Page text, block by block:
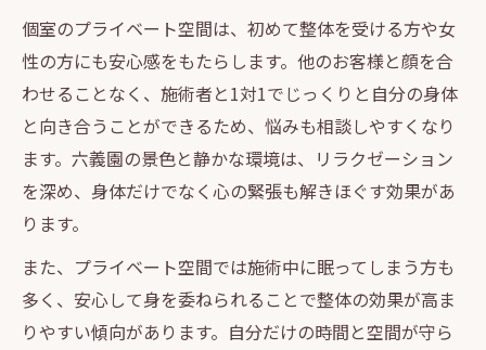
個室のプライベート空間は、初めて整体を受ける方や女
性の方にも安心感をもたらします。他のお客様と顔を合
わせることなく、施術者と1対1でじっくりと自分の身体
と向き合うことができるため、悩みも相談しやすくなり
ます。六義園の景色と静かな環境は、リラクゼーション
を深め、身体だけでなく心の緊張も解きほぐす効果があ
ります。
また、プライベート空間では施術中に眠ってしまう方も
多く、安心して身を委ねられることで整体の効果が高ま
りやすい傾向があります。自分だけの時間と空間が守ら